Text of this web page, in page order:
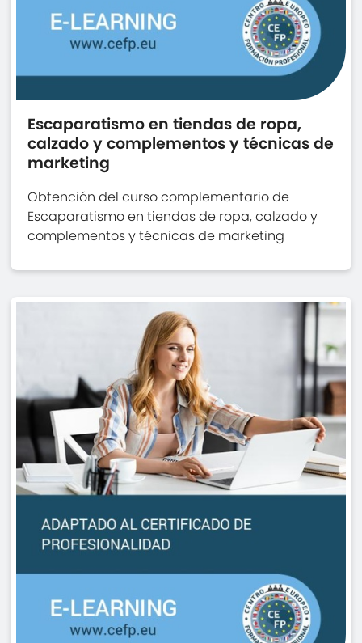
Escaparatismo en tiendas de ropa,
calzado y complementos y técnicas de
marketing
Obtención del curso complementario de
Escaparatismo en tiendas de ropa, calzado y
complementos y técnicas de marketing